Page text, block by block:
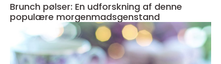
Brunch pølser: En udforskning af denne
populære morgenmadsgenstand